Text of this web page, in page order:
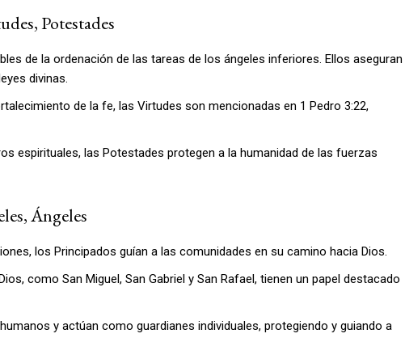
Potestades
de la ordenación de las tareas de los ángeles inferiores. Ellos aseguran
divinas.
de la fe, las Virtudes son mencionadas en 1 Pedro 3:22,
espirituales, las Potestades protegen a la humanidad de las fuerzas
Ángeles
los Principados guían a las comunidades en su camino hacia Dios.
como San Miguel, San Gabriel y San Rafael, tienen un papel destacado
y actúan como guardianes individuales, protegiendo y guiando a